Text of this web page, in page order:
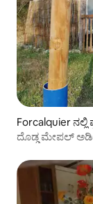
Forcalquier
ದೊಡ್ಡ ಮೇಪಲ್